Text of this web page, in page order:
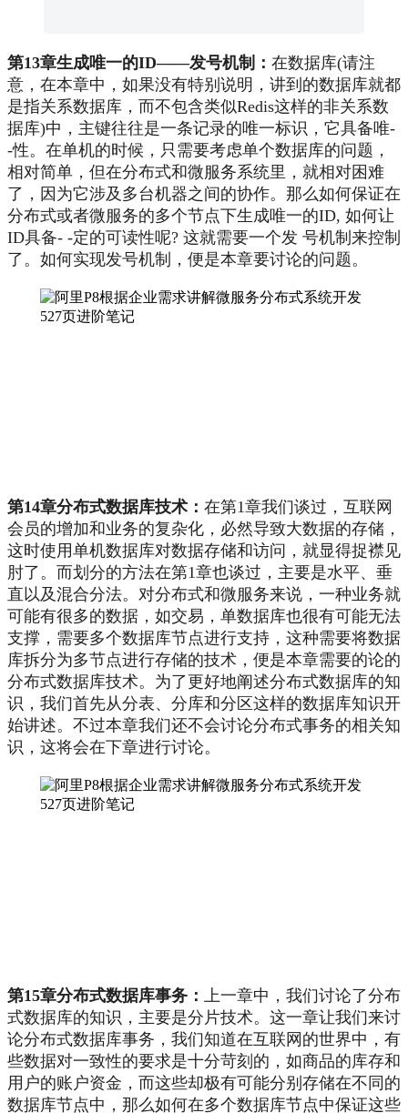
第13章生成唯一的ID——发号机制： 在数据库(请注
意，在本章中，如果没有特别说明，讲到的数据库就都
是指关系数据库，而不包含类似Redis这样的非关系数
据库)中，主键往往是一条记录的唯一标识，它具备唯-
-性。在单机的时候，只需要考虑单个数据库的问题，
相对简单，但在分布式和微服务系统里，就相对困难
了，因为它涉及多台机器之间的协作。那么如何保证在
分布式或者微服务的多个节点下生成唯一的ID, 如何让
ID具备- -定的可读性呢? 这就需要一个发 号机制来控制
了。如何实现发号机制，便是本章要讨论的问题。
第14章分布式数据库技术： 在第1章我们谈过，互联网
会员的增加和业务的复杂化，必然导致大数据的存储，
这时使用单机数据库对数据存储和访问，就显得捉襟见
肘了。而划分的方法在第1章也谈过，主要是水平、垂
直以及混合分法。对分布式和微服务来说，一种业务就
可能有很多的数据，如交易，单数据库也很有可能无法
支撑，需要多个数据库节点进行支持，这种需要将数据
库拆分为多节点进行存储的技术，便是本章需要的论的
分布式数据库技术。为了更好地阐述分布式数据库的知
识，我们首先从分表、分库和分区这样的数据库知识开
始讲述。不过本章我们还不会讨论分布式事务的相关知
识，这将会在下章进行讨论。
第15章分布式数据库事务：
上一章中，我们讨论了分布
式数据库的知识，主要是分片技术。这一章让我们来讨
论分布式数据库事务，我们知道在互联网的世界中，有
些数据对一致性的要求是十分苛刻的，如商品的库存和
用户的账户资金，而这些却极有可能分别存储在不同的
数据库节点中，那么如何在多个数据库节点中保证这些